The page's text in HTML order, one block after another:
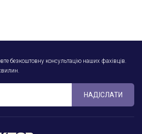
безкоштовну консультацію наших фахівців.
НАДІСЛАТИ